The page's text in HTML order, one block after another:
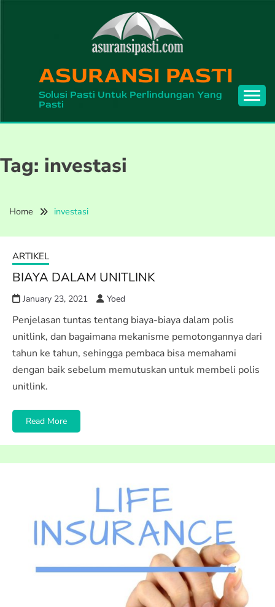
ASURANSI PASTI
Solusi Pasti Untuk Perlindungan Yang
Pasti
Tag: investasi
Home investasi
ARTIKEL
BIAYA DALAM UNITLINK
January 23, 2021 Yoed
Penjelasan tuntas tentang biaya-biaya dalam polis
unitlink, dan bagaimana mekanisme pemotongannya dari
tahun ke tahun, sehingga pembaca bisa memahami
dengan baik sebelum memutuskan untuk membeli polis
unitlink.
Read More